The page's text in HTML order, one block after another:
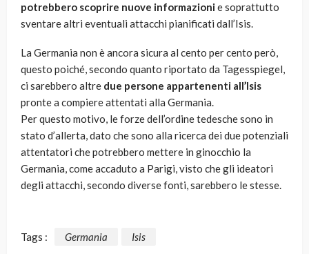
potrebbero scoprire nuove informazionie soprattutto
sventare altri eventuali attacchi pianificati dall’Isis.
La Germania non è ancora sicura al cento per cento però,
questo poiché, secondo quanto riportato da Tagesspiegel,
ci sarebbero altre due persone appartenenti all’Isis
pronte a compiere attentati alla Germania.
Per questo motivo, le forze dell’ordine tedesche sono in
stato d’allerta, dato che sono alla ricerca dei due potenziali
attentatori che potrebbero mettere in ginocchio la
Germania, come accaduto a Parigi, visto che gli ideatori
degli attacchi, secondo diverse fonti, sarebbero le stesse.
Tags : Germania Isis